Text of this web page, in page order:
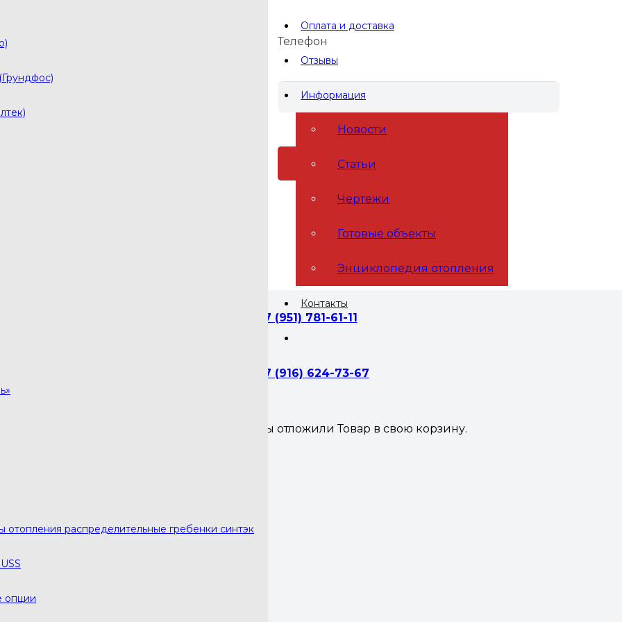
Телефон
+7 (951) 781-61-11
+7 (916) 624-73-67
Вы отложилиТовар в свою корзину.
отопления распределительные гребенки синтэк
опции
Оплата и доставка
Отзывы
Информация
Новости
Статьи
Чертежи
Готовые объекты
Энциклопедия отопления
Контакты
стали
гидрус из нержавеющей стали
распределительные гребенки синтэк
кт 66